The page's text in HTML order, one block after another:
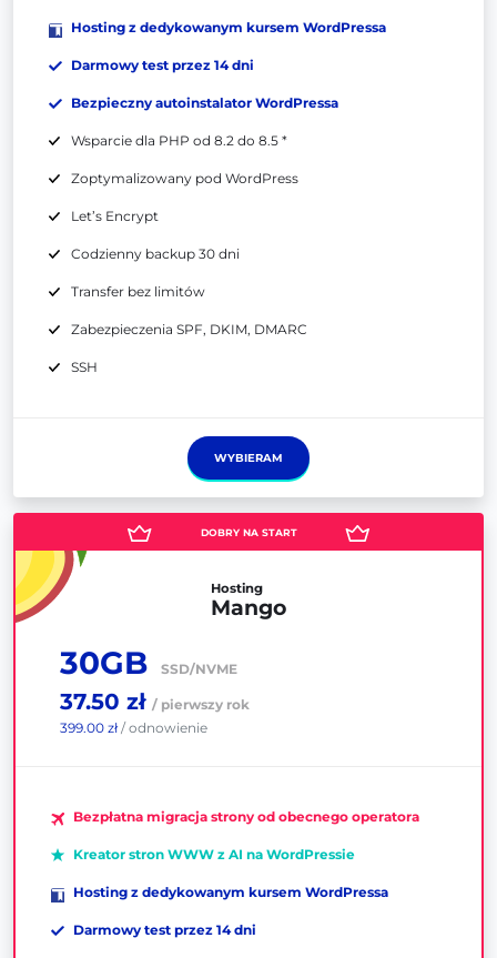
Hosting z dedykowanym kursem WordPressa
Darmowy test przez 14 dni
Bezpieczny autoinstalator WordPressa
Wsparcie dla PHP od 8.2 do 8.5 *
Zoptymalizowany pod WordPress
Let’s Encrypt
Codzienny backup 30 dni
Transfer bez limitów
Zabezpieczenia SPF, DKIM, DMARC
SSH
WYBIERAM
Hosting
Mango
30GB SSD/NVME
37.50 zł / pierwszy rok
399.00 zł/ odnowienie
Bezpłatna migracja strony od obecnego operatora
Kreator stron WWW z AI na WordPressie
Hosting z dedykowanym kursem WordPressa
Darmowy test przez 14 dni